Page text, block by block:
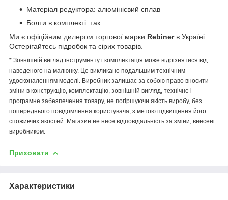
Матеріал редуктора: алюмінієвий сплав
Болти в комплекті: так
Ми є офіційним дилером торгової марки Rebinerв Україні.
Остерігайтесь підробок та сірих товарів.
* Зовнішній вигляд інструменту і комплектація може відрізнятися від
наведеного на малюнку. Це викликано подальшим технічним
удосконаленням моделі. Виробник залишає за собою право вносити
зміни в конструкцію, комплектацію, зовнішній вигляд, технічне і
програмне забезпечення товару, не погіршуючи якість виробу, без
попереднього повідомлення користувача, з метою підвищення його
споживчих якостей. Магазин не несе відповідальність за зміни, внесені
виробником.
Приховати
Характеристики